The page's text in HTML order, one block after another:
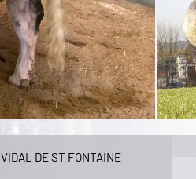
VIDAL DE ST FONTAINE